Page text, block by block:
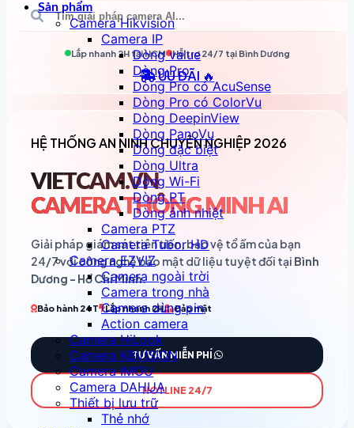
Sản phẩm
Camera Hikvision
Camera IP
Dòng value
Dòng Pro
Dòng Pro có AcuSense
Dòng Pro có ColorVu
Dòng DeepinView
Dòng PanoVu
Dòng đặc biệt
Dòng Ultra
Dòng Wi-Fi
Dòng PT
Dòng ảnh nhiệt
Camera PTZ
Camera Tubor HD
Camera EZVIZ
Camera ngoài trời
Camera trong nhà
Camera dùng pin
Action camera
Camera HiLook
Camera KBVISION
Camera IMOU
Camera DAHUA
Thiết bị lưu trữ
Thẻ nhớ
Lắp nhanh 2H tạiHCM Hỗ trợ 24/7 tại Bình Dương
ƯU ĐÃI 🔥
HỆ THỐNG AN NINH CHUYÊN NGHIỆP 2026
VIETCAM.VN
CAMERA THÔNG MINH AI
Giải pháp giám sát tiên tiến, bảo vệ tổ ấm của bạn
24/7 với công nghệ bảo mật dữ liệu tuyệt đối tại Bình
Dương - Hồ Chí Minh.
Bảo hành 24T Lắp nhanh 2H Bảo mật
TƯ VẤN MIỄN PHÍ
HOTLINE 24/7